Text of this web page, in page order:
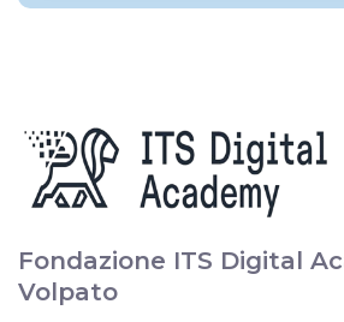
Fondazione ITS Digital
Volpato